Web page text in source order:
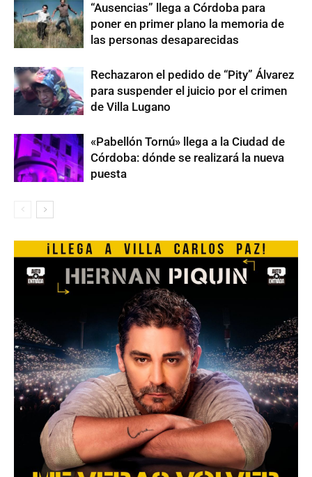
“Ausencias” llega a Córdoba para
poner en primer plano la memoria de
las personas desaparecidas
Rechazaron el pedido de “Pity” Álvarez
para suspender el juicio por el crimen
de Villa Lugano
«Pabellón Tornú» llega a la Ciudad de
Córdoba: dónde se realizará la nueva
puesta